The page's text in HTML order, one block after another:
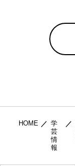
HOME
学
芸
情
報